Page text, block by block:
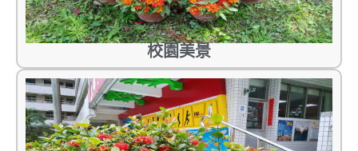
校園美景